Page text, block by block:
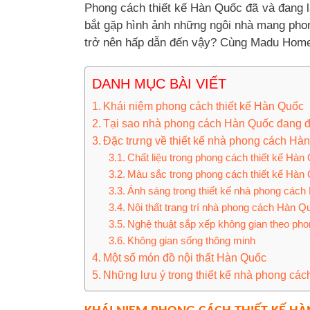
Phong cách thiết kế Hàn Quốc đã và
bắt gặp hình ảnh những ngôi nhà mang
trở nên hấp dẫn đến vậy? Cùng Madu
DANH MỤC BÀI VIẾT
Khái niệm phong cách thiết kế Hàn Quốc
Tại sao nhà phong cách Hàn Quốc đang
Đặc trưng về thiết kế nhà phong cách
Chất liệu trong phong cách thiết kế Hàn
Màu sắc trong phong cách thiết kế Hàn
Ánh sáng trong thiết kế nhà phong cách
Nội thất trang trí nhà phong cách Hàn
Nghệ thuật sắp xếp không gian theo
Không gian sống thông minh
Một số món đồ nội thất Hàn Quốc
Những lưu ý trong thiết kế nhà phong